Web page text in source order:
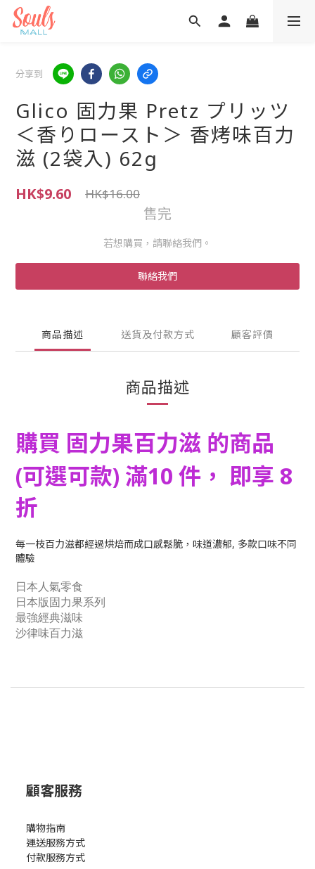
分享到
Glico 固力果 Pretz プリッツ
＜香りロースト＞ 香烤味百力
滋 (2袋入) 62g
HK$9.60 HK$16.00
售完
若想購買，請聯絡我們。
聯絡我們
商品描述 送貨及付款方式 顧客評價
商品描述
購買 固力果百力滋 的商品
(可選可款) 滿10 件 ， 即享 8
折
每一枝百力滋都經過烘焙而成口感鬆脆，味道濃郁, 多款口味不同
體驗
日本人氣零食
日本版固力果系列
最強經典滋味
沙律味百力滋
顧客服務
購物指南
運送服務方式
付款服務方式